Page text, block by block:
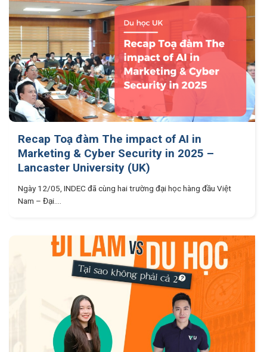
Recap Toạ đàm The impact of AI in
Marketing & Cyber Security in 2025 –
Lancaster University (UK)
Ngày 12/05, INDEC đã cùng hai trường đại học hàng đầu Việt
Nam – Đại....